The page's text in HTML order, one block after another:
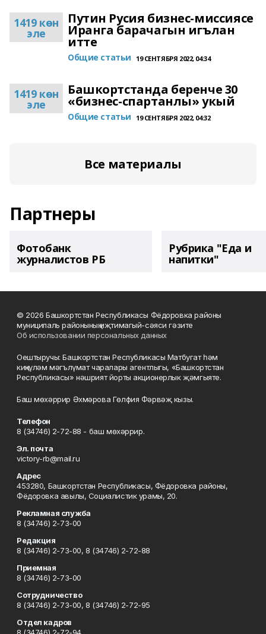
1419 көн
эле
Путин Русия бизнес-миссиясе
Иранга барачагын игълан
итте
Общие статьи 19 СЕНТЯБРЯ 2022, 04:34
1419 көн
эле
Башкортстанда беренче 30
«бизнес-спартанлы» укый
Общие статьи 19 СЕНТЯБРЯ 2022, 04:32
Все материалы
Партнеры
Фотобанк
журналистов РБ
Рубрика "Еда и
напитки"
© 2026 Башкортстан Республикасы Фёдоровка районы
муниципаль районының иҗтимагый-сәяси гәзите
Об использовании персональных данных
Оештыручы: Башкортстан Республикасы Матбугат һәм
киңкүләм мәгълүмат чаралары агентлыгы, «Башкортстан
Республикасы» нәшрият йорты акционерлык җәмгыяте.
Баш мөхәррир Әхмәрова Гөлфия Фәрвәҗ кызы.
Телефон
8 (34746) 2-72-88 - баш мөхәррир.
Эл. почта
victory-rb@mail.ru
Адрес
453280, Башкортстан Республикасы, Фёдоровка районы,
Фёдоровка авылы, Социалистик урамы, 20.
Рекламная служба
8 (34746) 2-73-00
Редакция
8 (34746) 2-73-00, 8 (34746) 2-72-88
Приемная
8 (34746) 2-73-00
Сотрудничество
8 (34746) 2-73-00, 8 (34746) 2-72-95
Отдел кадров